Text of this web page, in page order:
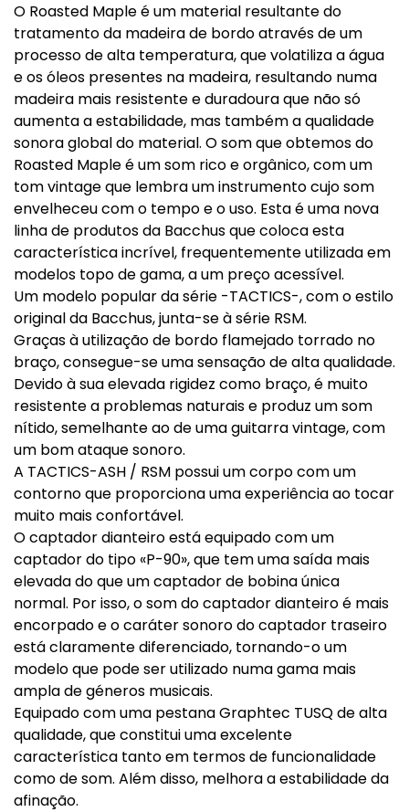
O Roasted Maple é um material resultante do
tratamento da madeira de bordo através de um
processo de alta temperatura, que volatiliza a água
e os óleos presentes na madeira, resultando numa
madeira mais resistente e duradoura que não só
aumenta a estabilidade, mas também a qualidade
sonora global do material. O som que obtemos do
Roasted Maple é um som rico e orgânico, com um
tom vintage que lembra um instrumento cujo som
envelheceu com o tempo e o uso. Esta é uma nova
linha de produtos da Bacchus que coloca esta
característica incrível, frequentemente utilizada em
modelos topo de gama, a um preço acessível.
Um modelo popular da série -TACTICS-, com o estilo
original da Bacchus, junta-se à série RSM.
Graças à utilização de bordo flamejado torrado no
braço, consegue-se uma sensação de alta qualidade.
Devido à sua elevada rigidez como braço, é muito
resistente a problemas naturais e produz um som
nítido, semelhante ao de uma guitarra vintage, com
um bom ataque sonoro.
A TACTICS-ASH / RSM possui um corpo com um
contorno que proporciona uma experiência ao tocar
muito mais confortável.
O captador dianteiro está equipado com um
captador do tipo «P-90», que tem uma saída mais
elevada do que um captador de bobina única
normal. Por isso, o som do captador dianteiro é mais
encorpado e o caráter sonoro do captador traseiro
está claramente diferenciado, tornando-o um
modelo que pode ser utilizado numa gama mais
ampla de géneros musicais.
Equipado com uma pestana Graphtec TUSQ de alta
qualidade, que constitui uma excelente
característica tanto em termos de funcionalidade
como de som. Além disso, melhora a estabilidade da
afinação.